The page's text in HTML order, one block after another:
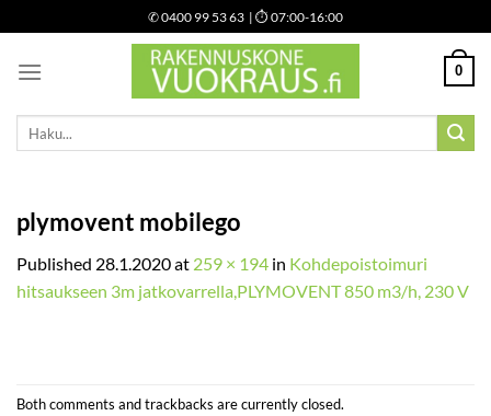
to
content
✆0400 99 53 63 | ⏱ 07:00-16:00
0
Etsi:
plymovent mobilego
Published 28.1.2020at 259 × 194 in Kohdepoistoimuri
hitsaukseen 3m jatkovarrella,PLYMOVENT 850 m3/h, 230 V
Both comments and trackbacks are currently closed.